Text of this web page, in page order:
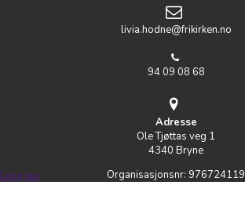
livia.hodne@frikirken.no
94 09 08 68
Adresse
Ole Tjøttas veg 1
4340 Bryne
Organisasjonsnr: 976724119
Logg inn